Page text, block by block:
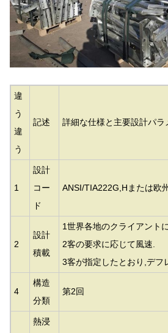
違
う
違
う
記述 詳細な仕様と主要設計パラ
1
設計
コー
ド
ANSI/TIA222G,Hまたは欧
2
設計
積載
1世界各地のクライアント
2客の要求に応じて風速.
3客が指定したとおり,デフ
4
構造
分類
第2回
熱浸